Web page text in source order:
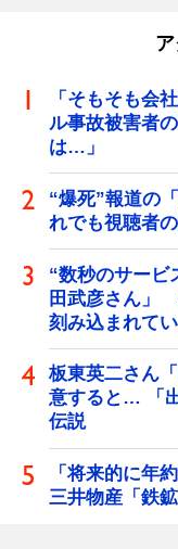
「そもそも会
ル事故被害者
は…」
“爆死”報道の
れでも視聴者
“数秒のサービ
田武彦さん」
刻み込まれて
板東英二さん
意すると… 「
伝説
「将来的に年
三井物産「鉄